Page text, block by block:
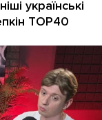
українські
TOP40